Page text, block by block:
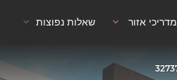
מדריכי אזור שאלות נפוצות